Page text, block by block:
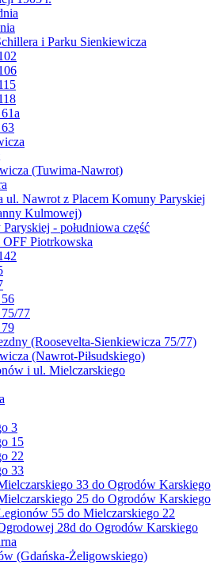
i Parku Sienkiewicza
(Tuwima-Nawrot)
ul. Nawrot z Placem Komuny Paryskiej
Kulmowej)
- południowa część
Piotrkowska
77
(Roosevelta-Sienkiewicza 75/77)
(Nawrot-Piłsudskiego)
i ul. Mielczarskiego
3
15
22
33
33 do Ogrodów Karskiego
25 do Ogrodów Karskiego
55 do Mielczarskiego 22
28d do Ogrodów Karskiego
(Gdańska-Żeligowskiego)